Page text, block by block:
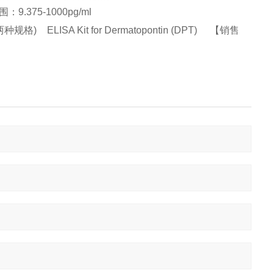
：9.375-1000pg/ml
规格) ELISA Kit for Dermatopontin (DPT) 【销售